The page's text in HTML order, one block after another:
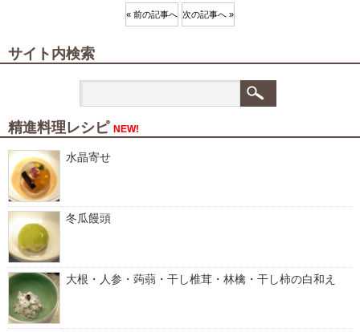
« 前の記事へ 次の記事へ »
サイト内検索
精進料理レシピ NEW!
水晶寄せ
冬瓜饅頭
大根・人参・蒟蒻・干し椎茸・林檎・干し柿の白和え